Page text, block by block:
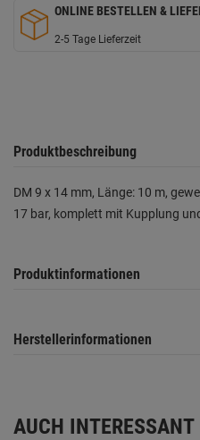
ONLINE BESTELLEN &
2-5 Tage Lieferzeit
Produktbeschreibung
DM 9 x 14 mm, Länge: 10 m,
17 bar, komplett mit Kupplung
Produktinformationen
Herstellerinformationen
AUCH INTERESSANT